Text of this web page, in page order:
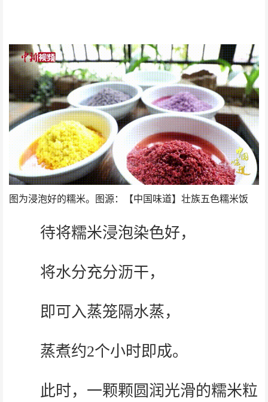
图为浸泡好的糯米。图源：【中国味道】壮族五色糯米饭
待将糯米浸泡染色好，
将水分充分沥干，
即可入蒸笼隔水蒸，
蒸煮约2个小时即成。
此时，一颗颗圆润光滑的糯米粒